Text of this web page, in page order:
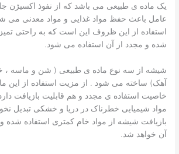
یک ماده ی طبیعی می باشد که از نفوذ اکسیژن
عامل باعث حفظ مواد غذایی و مواد معدنی می
استفاده از این ظروف این است که به راحتی
شده و مجدد از آن استفاده می شود.
شیشه از سه نوع ماده ی طبیعی ( شن و ماسه ،
آهک) ساخته می شود . از مزیت استفاده از این
خاصیت استفاده ی مجدد و هم قابلیت بازیافت
مواد شیمیایی خطرناک در دریا و خشکی تبدیل
بازیافت شیشه از مواد خام کمتری استفاده
آن خواهد شد.